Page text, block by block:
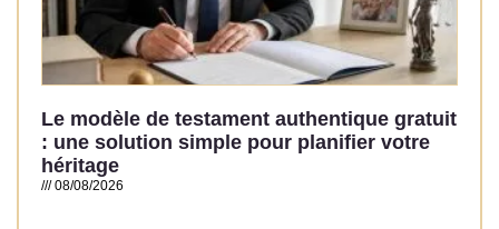
Le modèle de testament authentique gratuit
: une solution simple pour planifier votre
héritage
08/08/2026